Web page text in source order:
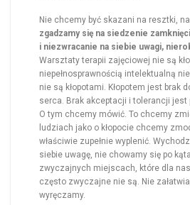
Nie chcemy być skazani na resztki,
zgadzamy się na siedzenie
i niezwracanie na siebie uwagi,
Warsztaty terapii zajęciowej nie są
niepełnosprawnością intelektualną
nie są kłopotami. Kłopotem jest brak
serca. Brak akceptacji i tolerancji jest
O tym chcemy mówić. To chcemy
ludziach jako o kłopocie chcemy
właściwie zupełnie wyplenić.
siebie uwagę, nie chowamy się po
zwyczajnych miejscach, które dla
często zwyczajne nie są. Nie
wyręczamy.